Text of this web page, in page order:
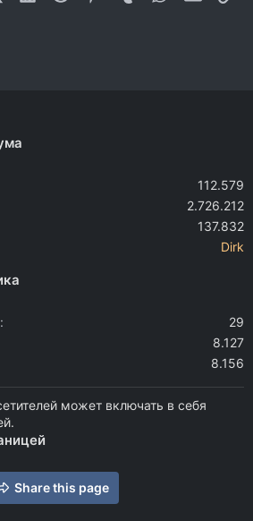
112.579
2.726.212
137.832
Dirk
29
8.127
8.156
может включать в себя
Share this page